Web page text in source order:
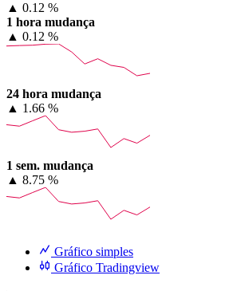
▲ 0.12 %
1 hora mudança
▲ 0.12 %
24 hora mudança
▲ 1.66 %
1 sem. mudança
▲ 8.75 %
Gráfico simples
Gráfico Tradingview